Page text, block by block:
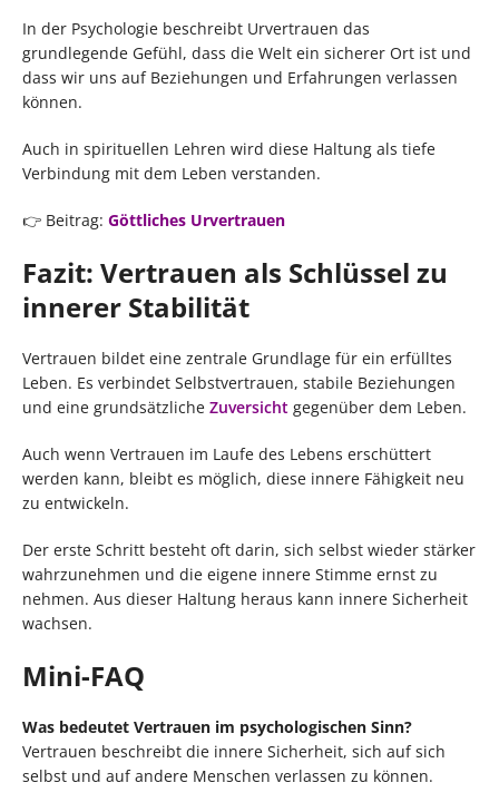
In der Psychologie beschreibt Urvertrauen das
grundlegende Gefühl, dass die Welt ein sicherer Ort ist und
dass wir uns auf Beziehungen und Erfahrungen verlassen
können.
Auch in spirituellen Lehren wird diese Haltung als tiefe
Verbindung mit dem Leben verstanden.
👉 Beitrag: Göttliches Urvertrauen
Fazit: Vertrauen als Schlüssel zu
innerer Stabilität
Vertrauen bildet eine zentrale Grundlage für ein erfülltes
Leben. Es verbindet Selbstvertrauen, stabile Beziehungen
und eine grundsätzliche Zuversicht gegenüber dem Leben.
Auch wenn Vertrauen im Laufe des Lebens erschüttert
werden kann, bleibt es möglich, diese innere Fähigkeit neu
zu entwickeln.
Der erste Schritt besteht oft darin, sich selbst wieder stärker
wahrzunehmen und die eigene innere Stimme ernst zu
nehmen. Aus dieser Haltung heraus kann innere Sicherheit
wachsen.
Mini-FAQ
Was bedeutet Vertrauen im psychologischen Sinn?
Vertrauen beschreibt die innere Sicherheit, sich auf sich
selbst und auf andere Menschen verlassen zu können.